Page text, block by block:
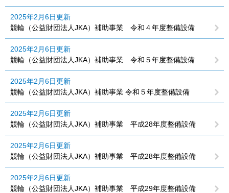
2025年2月6日更新
競輪（公益財団法人JKA）補助事業 令和４年度整備設備
2025年2月6日更新
競輪（公益財団法人JKA）補助事業 令和５年度整備設備
2025年2月6日更新
競輪（公益財団法人JKA）補助事業 令和５年度整備設備
2025年2月6日更新
競輪（公益財団法人JKA）補助事業 平成28年度整備設備
2025年2月6日更新
競輪（公益財団法人JKA）補助事業 平成28年度整備設備
2025年2月6日更新
競輪（公益財団法人JKA）補助事業 平成29年度整備設備